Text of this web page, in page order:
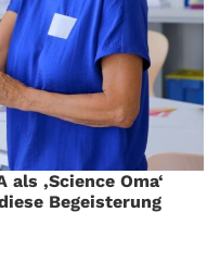
‚Science Oma‘
Begeisterung